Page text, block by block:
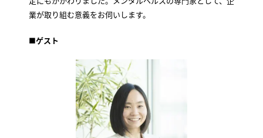
業が取り組む意義をお伺いします。
■ゲスト